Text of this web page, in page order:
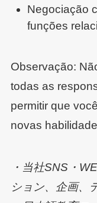
Negociação
funções
Observação:
todas as
permitir que
novas
・当社SNS・
ション、企画、